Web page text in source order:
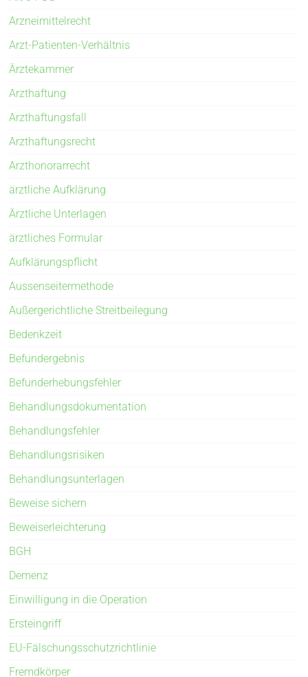
Arzneimittelrecht
Arzt-Patienten-Verhältnis
Ärztekammer
Arzthaftung
Arzthaftungsfall
Arzthaftungsrecht
Arzthonorarrecht
ärztliche Aufklärung
Ärztliche Unterlagen
ärztliches Formular
Aufklärungspflicht
Aussenseitermethode
Außergerichtliche Streitbeilegung
Bedenkzeit
Befundergebnis
Befunderhebungsfehler
Behandlungsdokumentation
Behandlungsfehler
Behandlungsrisiken
Behandlungsunterlagen
Beweise sichern
Beweiserleichterung
BGH
Demenz
Einwilligung in die Operation
Ersteingriff
EU-Fälschungsschutzrichtlinie
Fremdkörper